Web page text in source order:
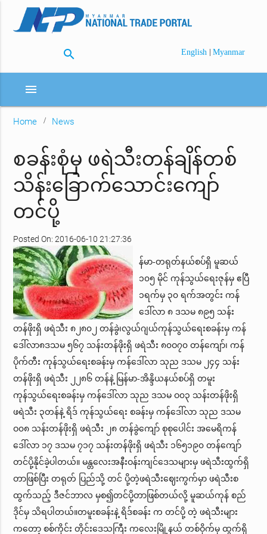
search English | Myanmar
menu
Home News
စခန်းစုံမှ ဖရဲသီးတန်ချိန်တစ်
သိန်းခြောက်သောင်းကျော်
တင်ပို့
Posted On: 2016-06-10 21:27:36
န်မာ-တရုတ်နယ်စပ်ရှိ မူဆယ်
၁၀၅ မိုင် ကုန်သွယ်ရေးဇုန်မှ ဧပြီ
၁ရက်မှ ၃၀ ရက်အတွင်း ကန်
ဒေါ်လာ ၈ ဒသမ ၈၉၅ သန်း
တန်ဖိုးရှိ ဖရဲသီး ၈၂၈၀၂ တန်ခွဲ၊လွယ်ဂျယ်ကုန်သွယ်ရေးစခန်းမှ ကန်
ဒေါ်လာ၈ဒသမ ၅၆၇ သန်းတန်ဖိုးရှိ ဖရဲသီး ၈၀ဝ၇၀ တန်ကျော်၊ ကန်
ပိုက်တီး ကုန်သွယ်ရေးစခန်းမှ ကန်ဒေါ်လာ သုည ဒသမ ၂၄၄ သန်း
တန်ဖိုးရှိ ဖရဲသီး ၂၂၈၆ တန်နဲ့ မြန်မာ-အိန္ဒိယနယ်စပ်ရှိ တမူး
ကုန်သွယ်ရေးစခန်းမှ ကန်ဒေါ်လာ သုည ဒသမ ဝ၀၃ သန်းတန်ဖိုးရှိ
ဖရဲသီး ၃တန်နဲ့ ရိဒ် ကုန်သွယ်ရေး စခန်းမှ ကန်ဒေါ်လာ သုည ဒသမ
ဝ၀၈ သန်းတန်ဖိုးရှိ ဖရဲသီး ၂၈ တန်ခွဲကျော် စုစုပေါင်း အမေရိကန်
ဒေါ်လာ ၁၇ ဒသမ ၇၁၇ သန်းတန်ဖိုးရှိ ဖရဲသီး ၁၆၅၁၉၀ တန်ကျော်
တင်ပို့နိုင်ခဲ့ပါတယ်။ မန္တလေးအနီးဝန်းကျင်ဒေသများမှ ဖရဲသီးထွက်ရှိ
တာဖြစ်ပြီး တရုတ် ပြည်သို့ တင် ပို့တဲ့ဖရဲသီးဈေးကွက်မှာ ဖရဲသီးစ
ထွက်သည့် ဒီဇင်ဘာလ မှစ၍တင်ပို့တာဖြစ်တယ်လို့ မူဆယ်ကုန် စည်
ဒိုင်မှ သိရပါတယ်။တမူးစခန်းနဲ့ ရိဒ်စခန်း က တင်ပို့ တဲ့ ဖရဲသီးများ
ကတော့ စစ်ကိုင်း တိုင်းဒေသကြီး ကလေးမြို့နယ် တစ်ဝိုက်မှ ထွက်ရှိ